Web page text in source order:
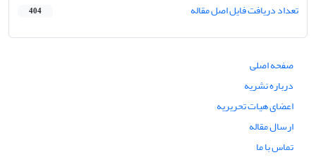
تعداد دریافت فایل اصل مقاله 404
صفحه اصلی
درباره نشریه
اعضای هیات تحریریه
ارسال مقاله
تماس با ما